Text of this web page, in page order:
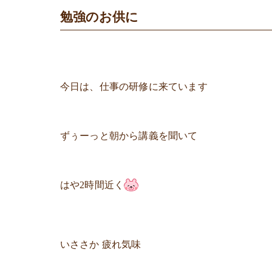
勉強のお供に
今日は、仕事の研修に来ています
ずぅーっと朝から講義を聞いて
はや2時間近く
いささか 疲れ気味